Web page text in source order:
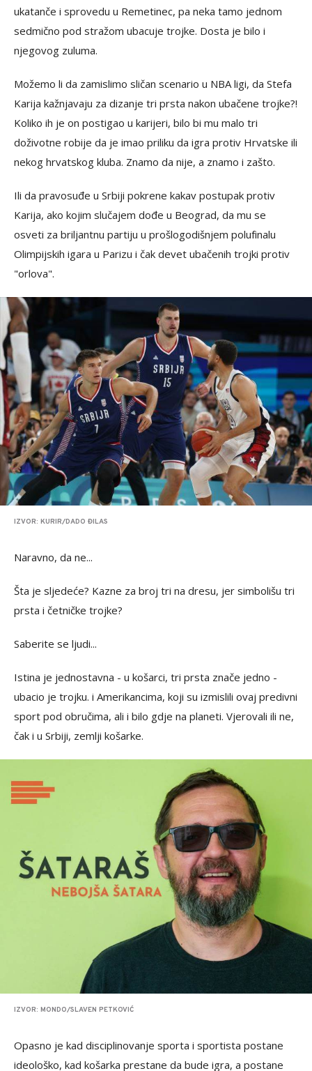
ukatanče i sprovedu u Remetinec, pa neka tamo jednom
sedmično pod stražom ubacuje trojke. Dosta je bilo i
njegovog zuluma.
Možemo li da zamislimo sličan scenario u NBA ligi, da Stefa
Karija kažnjavaju za dizanje tri prsta nakon ubačene trojke?!
Koliko ih je on postigao u karijeri, bilo bi mu malo tri
doživotne robije da je imao priliku da igra protiv Hrvatske ili
nekog hrvatskog kluba. Znamo da nije, a znamo i zašto.
Ili da pravosuđe u Srbiji pokrene kakav postupak protiv
Karija, ako kojim slučajem dođe u Beograd, da mu se
osveti za briljantnu partiju u prošlogodišnjem polufinalu
Olimpijskih igara u Parizu i čak devet ubačenih trojki protiv
"orlova".
IZVOR: KURIR/DADO ĐILAS
Naravno, da ne...
Šta je sljedeće? Kazne za broj tri na dresu, jer simbolišu tri
prsta i četničke trojke?
Saberite se ljudi...
Istina je jednostavna - u košarci, tri prsta znače jedno -
ubacio je trojku. i Amerikancima, koji su izmislili ovaj predivni
sport pod obručima, ali i bilo gdje na planeti. Vjerovali ili ne,
čak i u Srbiji, zemlji košarke.
IZVOR: MONDO/SLAVEN PETKOVIĆ
Opasno je kad disciplinovanje sporta i sportista postane
ideološko, kad košarka prestane da bude igra, a postane